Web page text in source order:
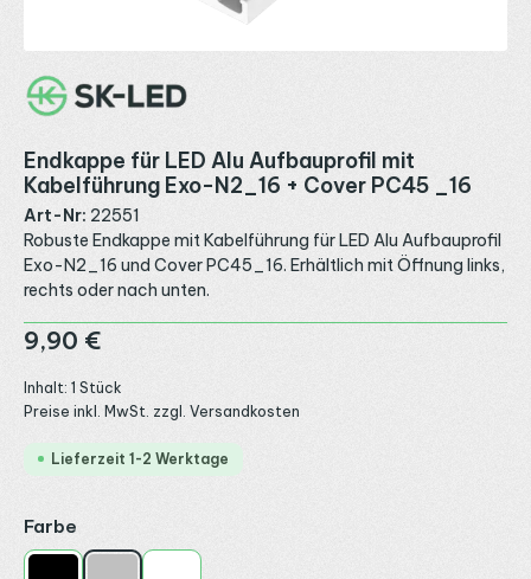
Endkappe für LED Alu Aufbauprofil mit
Kabelführung Exo-N2_16 + Cover PC45 _16
Art-Nr: 22551
Robuste Endkappe mit Kabelführung für LED Alu Aufbauprofil
Exo-N2_16 und Cover PC45_16. Erhältlich mit Öffnung links,
rechts oder nach unten.
Regulärer Preis:
9,90 €
Inhalt: 1 Stück
Preise inkl. MwSt. zzgl. Versandkosten
Lieferzeit 1-2 Werktage
Farbe